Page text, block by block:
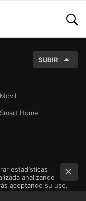
SUBIR
Home
estadísticas
analizando
aceptando su uso.